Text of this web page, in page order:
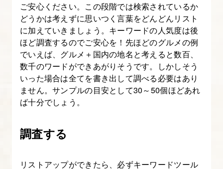
ご安心ください。この段階では検索されているか
どうかは考えずに思いつく言葉をどんどんリスト
に加えていきましょう。キーワードの人気度は後
ほど調査するのでご安心を！先ほどのグルメの例
でいえば、グルメ＋国内の地名と考えると数百、
数千のワードができあがりそうです。しかしそう
いった場合は全てを書き出して調べる必要はあり
ません。サンプルの目安として30～50個ほどあれ
ば十分でしょう。
調査する
リストアップができたら、必ずキーワードツール